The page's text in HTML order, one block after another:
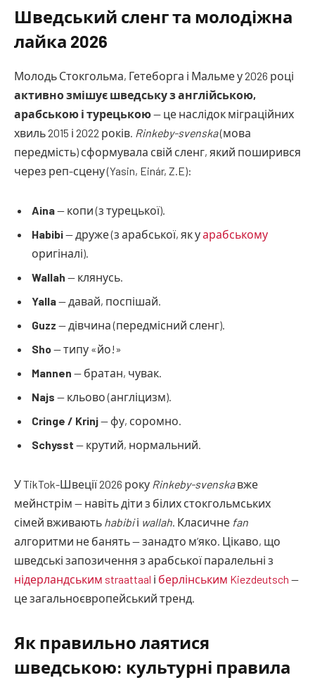
Шведський сленг та молодіжна
лайка 2026
Молодь Стокгольма, Гетеборга і Мальме у 2026 році
активно змішує шведську з англійською,
арабською і турецькою— це наслідок міграційних
хвиль 2015 і 2022 років. Rinkeby-svenska(мова
передмість) сформувала свій сленг, який поширився
через реп-сцену (Yasin, Einár, Z.E):
Aina— копи (з турецької).
Habibi— друже (з арабської, як уарабському
оригіналі).
Wallah — клянусь.
Yalla— давай, поспішай.
Guzz — дівчина (передмісний сленг).
Sho— типу «йо!»
Mannen — братан, чувак.
Najs — кльово (англіцизм).
Cringe / Krinj— фу, соромно.
Schysst — крутий, нормальний.
У TikTok-Швеції 2026 року Rinkeby-svenskaвже
мейнстрім — навіть діти з білих стокгольмських
сімей вживають habibiі wallah . Класичне fan
алгоритми не банять — занадто м’яко. Цікаво, що
шведські запозичення з арабської паралельні з
нідерландським straattaal і берлінським Kiezdeutsch —
це загальноєвропейський тренд.
Як правильно лаятися
шведською: культурні правила